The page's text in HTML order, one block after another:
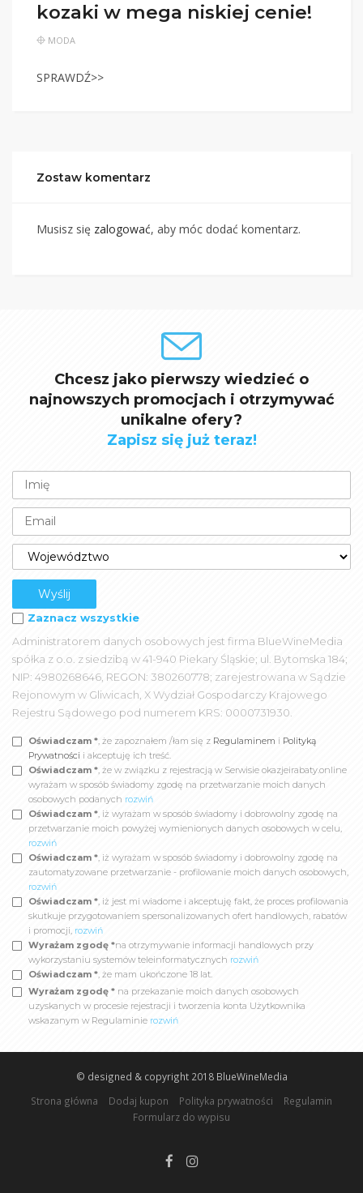
kozaki w mega niskiej cenie!
MODA
SPRAWDŹ>>
Zostaw komentarz
Musisz się zalogować, aby móc dodać komentarz.
Chcesz jako pierwszy wiedzieć o
najnowszych promocjach i otrzymywać
unikalne ofery?
Zapisz się już teraz!
Zaznacz wszystkie
Administratorem danych osobowych jest firma BlueWineMedia
spółka z o.o. z siedzibą w 41-940 Piekary Śląskie; ul. Bytomska 184;
NIP: 4980268646, REGON: 380260778; zarejestrowana w Sądzie
Rejonowym w Gliwicach, X Wydział Gospodarczy Krajowego
Rejestru Sądowego pod numerem KRS: 0000731930.
Oświadczam *, że zapoznałem /łam się z Regulaminem i Polityką
Prywatności i akceptuję ich treść.
Oświadczam *, że w związku z rejestracją w Serwisie okazjeirabaty.online
wyrażam w sposób świadomy zgodę na przetwarzanie moich danych
osobowych podanych rozwiń
Oświadczam *, iż wyrażam w sposób świadomy i dobrowolny zgodę na
przetwarzanie moich powyżej wymienionych danych osobowych w celu,
rozwiń
Oświadczam *, iż wyrażam w sposób świadomy i dobrowolny zgodę na
zautomatyzowane przetwarzanie - profilowanie moich danych osobowych,
rozwiń
Oświadczam *, iż jest mi wiadome i akceptuję fakt, że proces profilowania
skutkuje przygotowaniem spersonalizowanych ofert handlowych, rabatów
i promocji, rozwiń
Wyrażam zgodę *na otrzymywanie informacji handlowych przy
wykorzystaniu systemów teleinformatycznych rozwiń
Oświadczam *, że mam ukończone 18 lat.
Wyrażam zgodę * na przekazanie moich danych osobowych
uzyskanych w procesie rejestracji i tworzenia konta Użytkownika
wskazanym w Regulaminie rozwiń
© designed & copyright 2018 BlueWineMedia
Strona główna
Dodaj kupon Polityka prywatności
Regulamin
Formularz do wypisu